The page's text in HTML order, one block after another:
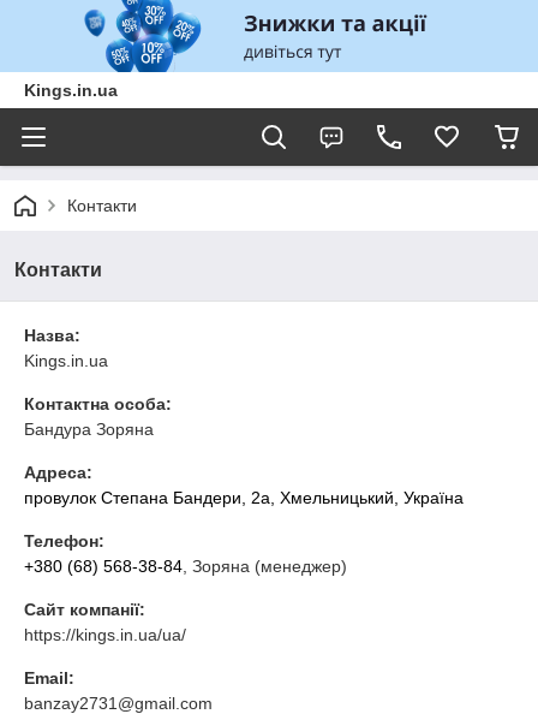
Kings.in.ua
Контакти
Контакти
Назва:
Kings.in.ua
Контактна особа:
Бандура Зоряна
Адреса:
провулок Степана Бандери, 2a, Хмельницький, Україна
Телефон:
+380 (68) 568-38-84 , Зоряна (менеджер)
Сайт компанії:
https://kings.in.ua/ua/
Email:
banzay2731@gmail.com